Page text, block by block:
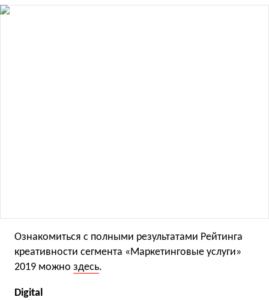
Ознакомиться с полными результатами Рейтинга
креативности сегмента «Маркетинговые услуги»
2019 можно здесь.
Digital